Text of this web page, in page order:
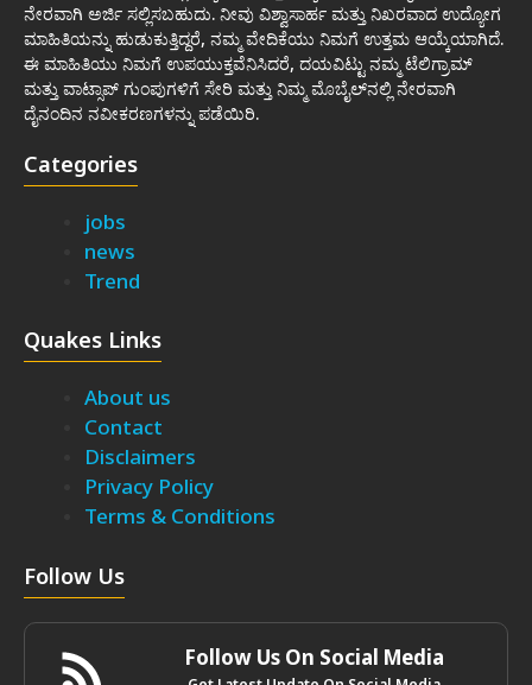
ನೇರವಾಗಿ ಅರ್ಜಿ ಸಲ್ಲಿಸಬಹುದು. ನೀವು ವಿಶ್ವಾಸಾರ್ಹ ಮತ್ತು ನಿಖರವಾದ ಉದ್ಯೋಗ
ಮಾಹಿತಿಯನ್ನು ಹುಡುಕುತ್ತಿದ್ದರೆ, ನಮ್ಮ ವೇದಿಕೆಯು ನಿಮಗೆ ಉತ್ತಮ ಆಯ್ಕೆಯಾಗಿದೆ.
ಈ ಮಾಹಿತಿಯು ನಿಮಗೆ ಉಪಯುಕ್ತವೆನಿಸಿದರೆ, ದಯವಿಟ್ಟು ನಮ್ಮ ಟೆಲಿಗ್ರಾಮ್
ಮತ್ತು ವಾಟ್ಸಾಪ್ ಗುಂಪುಗಳಿಗೆ ಸೇರಿ ಮತ್ತು ನಿಮ್ಮ ಮೊಬೈಲ್‌ನಲ್ಲಿ ನೇರವಾಗಿ
ದೈನಂದಿನ ನವೀಕರಣಗಳನ್ನು ಪಡೆಯಿರಿ.
Categories
jobs
news
Trend
Quakes Links
About us
Contact
Disclaimers
Privacy Policy
Terms & Conditions
Follow Us
Follow Us On Social Media